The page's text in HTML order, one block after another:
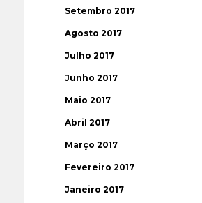
Setembro 2017
Agosto 2017
Julho 2017
Junho 2017
Maio 2017
Abril 2017
Março 2017
Fevereiro 2017
Janeiro 2017